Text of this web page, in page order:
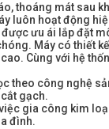
thoáng mát sau
luôn hoạt động
ưu ái lắp đặt
Máy có thiết
Cùng với hệ
theo công nghệ
gạch.
gia công kim
đình.